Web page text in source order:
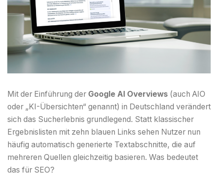
Mit der Einführung der Google AI Overviews (auch AIO
oder „KI-Übersichten“ genannt) in Deutschland verändert
sich das Sucherlebnis grundlegend. Statt klassischer
Ergebnislisten mit zehn blauen Links sehen Nutzer nun
häufig automatisch generierte Textabschnitte, die auf
mehreren Quellen gleichzeitig basieren. Was bedeutet
das für SEO?